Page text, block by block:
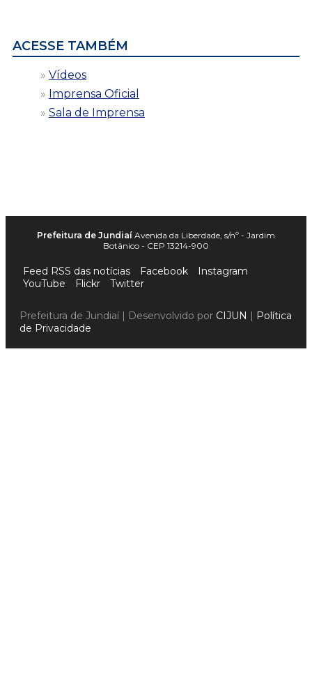
ACESSE TAMBÉM
Vídeos
Imprensa Oficial
Sala de Imprensa
Prefeitura de Jundiaí Avenida da Liberdade, s/nº - Jardim
Botânico - CEP 13214-900
Feed RSS das notícias Facebook
Instagram
YouTube
Flickr Twitter
Prefeitura de Jundiaí | Desenvolvido por CIJUN | Política
de Privacidade